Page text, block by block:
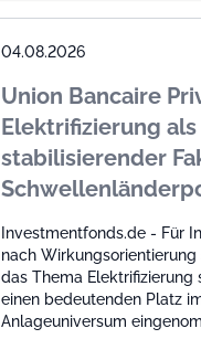
04.08.2026
Union Bancaire
Elektrifizierung als
stabilisierender
Investmentfonds.de - Für
nach Wirkungsorientierung
das Thema Elektrifizierung
einen bedeutenden Platz
Anlageuniversum